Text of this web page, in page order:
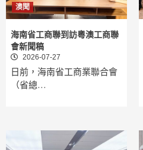
澳聞
海南省工商聯到訪粵澳工商聯
會新聞稿
2026-07-27
日前，海南省工商業聯合會
（省總…